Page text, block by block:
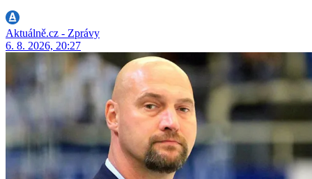
Aktuálně.cz - Zprávy
6. 8. 2026, 20:27